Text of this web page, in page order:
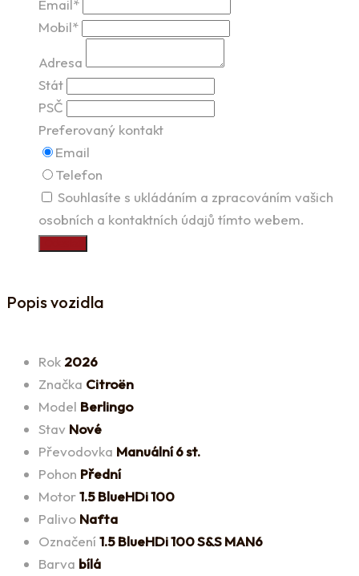
Email*
Mobil*
Adresa
Stát
PSČ
Preferovaný kontakt
Email
Telefon
Souhlasíte s ukládáním a zpracováním vašich
osobních a kontaktních údajů tímto webem.
Popis vozidla
Rok2026
Značka Citroën
Model Berlingo
Stav Nové
Převodovka Manuální 6 st.
Pohon Přední
Motor1.5 BlueHDi 100
Palivo Nafta
Označení 1.5 BlueHDi 100 S&S MAN6
Barva bílá